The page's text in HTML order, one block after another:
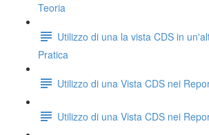
Teoria
Utilizzo di una la vista CDS in
Pratica
Utilizzo di una Vista CDS nei
Utilizzo di una Vista CDS nei